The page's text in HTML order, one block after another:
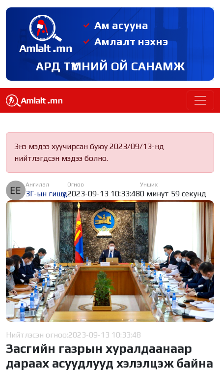
Ам асууна
Амлалт нэхнэ
АРД ТҮМНИЙ ОЙ САНАМЖ
Энэ мэдээ хуучирсан буюу 2023/09/13-нд
нийтлэгдсэн мэдээ болно.
Ангилал
ЗГ-ын гишүүд
Огноо
2023-09-13 10:33:48
Унших
0 минут 59 секунд
Нийтлэсэн огноо:2023-09-13 10:33:48
Засгийн газрын хуралдаанаар
дараах асуудлууд хэлэлцэж байна